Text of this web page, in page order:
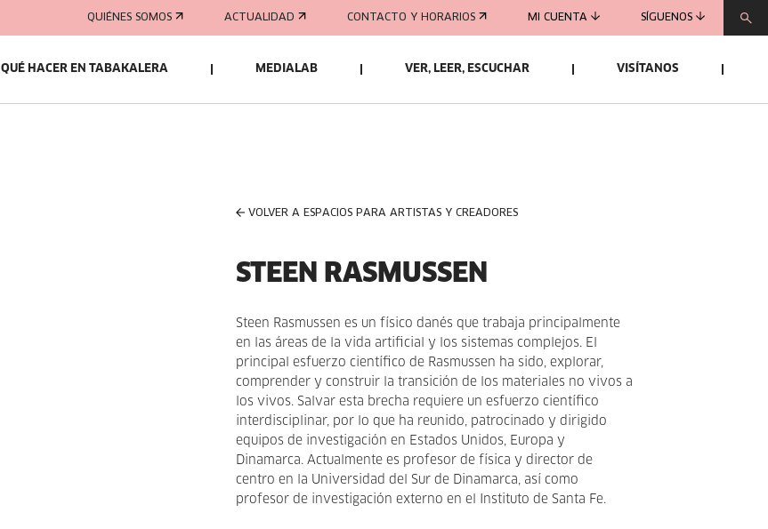
QUIÉNES SOMOS ACTUALIDAD CONTACTO Y HORARIOS MI CUENTA SÍGUENOS
QUÉ HACER EN TABAKALERA MEDIALAB VER, LEER, ESCUCHAR VISÍTANOS
VOLVER A ESPACIOS PARA ARTISTAS Y CREADORES
STEEN RASMUSSEN
Steen Rasmussen es un físico danés que trabaja principalmente
en las áreas de la vida artificial y los sistemas complejos. El
principal esfuerzo científico de Rasmussen ha sido, explorar,
comprender y construir la transición de los materiales no vivos a
los vivos. Salvar esta brecha requiere un esfuerzo científico
interdisciplinar, por lo que ha reunido, patrocinado y dirigido
equipos de investigación en Estados Unidos, Europa y
Dinamarca. Actualmente es profesor de física y director de
centro en la Universidad del Sur de Dinamarca, así como
profesor de investigación externo en el Instituto de Santa Fe.